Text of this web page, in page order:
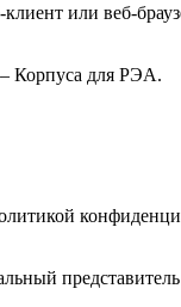
или веб-
– Корпуса для РЭА.